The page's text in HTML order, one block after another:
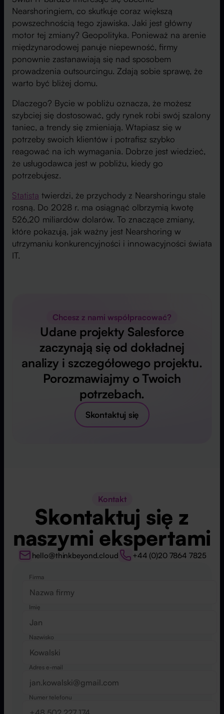
Nearshoringiem, co skutkuje coraz większą
powszechnością tego zjawiska. Jaki jest główny
motor tej zmiany? Geopolityka. Ponieważ na arenie
międzynarodowej panuje niepewność, firmy
ponownie zastanawiają się nad sposobem
prowadzenia outsourcingu. Zdają sobie sprawę, że
warto być bliżej domu.
Dlaczego? Bycie w pobliżu oznacza, że ​​możesz
szybciej się dostosować, gdy rynek robi swój szalony
taniec, a trendy się zmieniają. Wtapiasz się w
potrzeby swoich klientów i potrafisz szybko
reagować na ich wymagania. Dobrze jest wiedzieć,
że usługodawca jest w pobliżu, kiedy go
potrzebujesz.
Statista twierdzi, że przychody z Nearshoringu stale
rosną. Do 2028 r. ma osiągnąć olbrzymią kwotę
526,20 miliardów dolarów. To znaczące zmiany,
które pokazują, jak ważny jest Nearshoring w
utrzymaniu konkurencyjności i innowacyjności świata
IT.
Chcesz z nami współpracować?
Udane projekty Salesforce
zaczynają się od dokładnej
analizy i szczegółowego projektu.
Porozmawiajmy o Twoich
potrzebach.
Skontaktuj się
Kontakt
Skontaktuj się z
naszymi ekspertami
hello@thinkbeyond.cloud +44 (0)20 7864 7825
Firma
Imię
Nazwisko
Adres e-mail
Numer telefonu